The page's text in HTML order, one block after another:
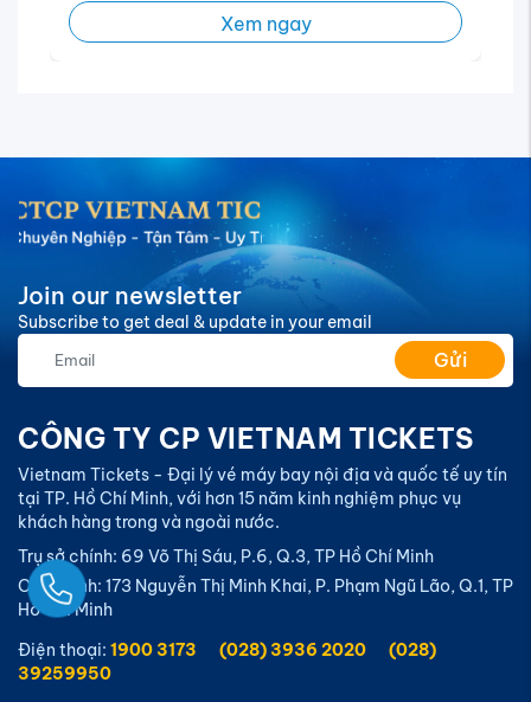
Xem ngay
Join our newsletter
Subscribe to get deal & update in your email
Gửi
CÔNG TY CP VIETNAM TICKETS
Vietnam Tickets - Đại lý vé máy bay nội địa và quốc tế uy tín
tại TP. Hồ Chí Minh, với hơn 15 năm kinh nghiệm phục vụ
khách hàng trong và ngoài nước.
Trụ sở chính: 69 Võ Thị Sáu, P.6, Q.3, TP Hồ Chí Minh
Chi nhánh: 173 Nguyễn Thị Minh Khai, P. Phạm Ngũ Lão, Q.1, TP
Hồ Chí Minh
Điện thoại: 1900 3173 (028) 3936 2020
(028)
39259950